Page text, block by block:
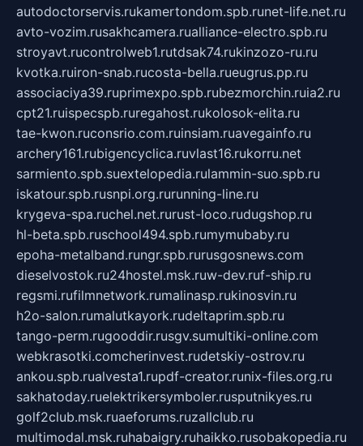
autodoctorservis.rukamertondom.spb.runet-life.net.ru
avto-vozim.rusakhcamera.rualliance-electro.spb.ru
stroyavt.rucontrolweb1.rutdsak74.rukinzozo-ru.ru
kvotka.ruiron-snab.rucosta-bella.rueugrus.pp.ru
associaciya39.ruprimexpo.spb.rubezmorchin.ruia2.ru
cpt21.ruispecspb.ruregahost.rukolosok-elita.ru
tae-kwon.ruconsrio.com.ruinsiam.ruavegainfo.ru
archery161.rubigencyclica.ruvlast16.rukorru.net
sarmiento.spb.suextelopedia.rulammin-suo.spb.ru
iskatour.spb.rusnpi.org.rurunning-line.ru
krygeva-spa.ruchel.net.rurust-loco.rudugshop.ru
hl-beta.spb.ruschool494.spb.rumymubaby.ru
epoha-metalband.rungr.spb.rurusgosnews.com
dieselvostok.ru24hostel.msk.ruw-dev.ruf-ship.ru
regsmi.rufilmnetwork.rumalinasp.rukinosvin.ru
h2o-salon.rumalutkayork.rudeltaprim.spb.ru
tango-perm.rugooddir.rusgv.sumultiki-online.com
webkrasotki.comcherinvest.rudetskiy-ostrov.ru
ankou.spb.rualvesta1.rupdf-creator.runix-files.org.ru
sakhatoday.ruelektrikersymboler.rusputnikyes.ru
golf2club.msk.ruaeforums.ruzallclub.ru
multimodal.msk.ruhabaigry.ruhaikko.rusobakopedia.ru